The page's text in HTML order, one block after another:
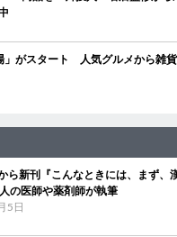
」がスタート 人気グルメから雑
ら新刊『こんなときには、まず
の医師や薬剤師が執筆
5日